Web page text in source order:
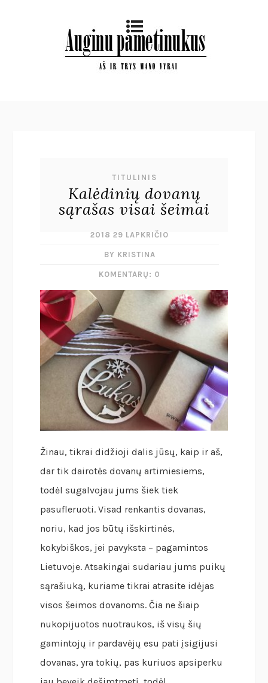
TITULINIS
Kalėdinių dovanų
sąrašas visai šeimai
2018 29 LAPKRIČIO
BY KRISTINA
KOMENTARŲ: 0
Žinau, tikrai didžioji dalis jūsų, kaip ir aš,
dar tik dairotės dovanų artimiesiems,
todėl sugalvojau jums šiek tiek
pasufleruoti. Visad renkantis dovanas,
noriu, kad jos būtų išskirtinės,
kokybiškos, jei pavyksta – pagamintos
Lietuvoje. Atsakingai sudariau jums puikų
sąrašiuką, kuriame tikrai atrasite idėjas
visos šeimos dovanoms. Čia ne šiaip
nukopijuotos nuotraukos, iš visų šių
gamintojų ir pardavėjų esu pati įsigijusi
dovanas, yra tokių, pas kuriuos apsiperku